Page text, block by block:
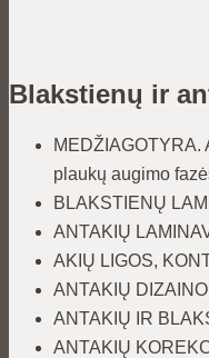
Blakstienų ir
MEDŽIAGOTYRA.
plaukų augimo
BLAKSTIENŲ
ANTAKIŲ
AKIŲ LIGOS,
ANTAKIŲ
ANTAKIŲ IR
ANTAKIŲ